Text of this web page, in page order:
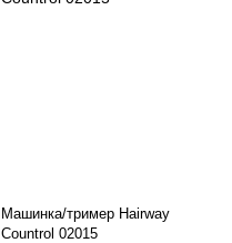
Машинка/тример Hairway
Countrol 02015